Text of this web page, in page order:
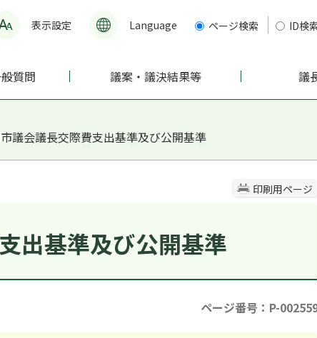
表示設定 Language ページ検索 ID検
質問 議案・議決結果等 議
議会議長交際費支出基準及び公開基準
印刷用ページ
出基準及び公開基準
ページ番号：P-